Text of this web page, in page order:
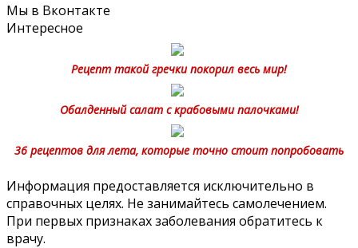
Мы в Вконтакте
Интересное
Рецепт такой гречки покорил весь мир!
Обалденный салат с крабовыми палочками!
36 рецептов для лета, которые точно стоит попробовать
Информация предоставляется исключительно в
справочных целях. Не занимайтесь самолечением.
При первых признаках заболевания обратитесь к
врачу.